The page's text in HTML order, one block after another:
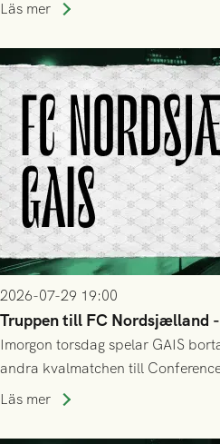
tennissiffror och det grönsvarta
Läs mer
2026-07-29 19:00
Truppen till FC Nordsjælland
Imorgon torsdag spelar GAIS
andra kvalmatchen till
Park! Fredrik Holmberg och
Läs mer